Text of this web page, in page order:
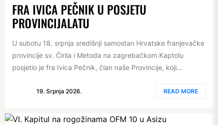
FRA IVICA PEČNIK U POSJETU
PROVINCIJALATU
U subotu 18. srpnja središnji samostan Hrvatske franjevačke
provincije sv. Ćirila i Metoda na zagrebačkom Kaptolu
posjetio je fra Ivica Pečnik, član naše Provincije, koji...
19. Srpnja 2026. READ MORE